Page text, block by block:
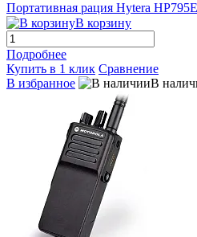
Портативная рация Hytera
В корзину
Подробнее
Купить в 1 клик Сравнение
В избранное
В